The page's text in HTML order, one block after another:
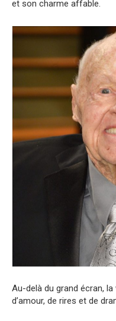
et son charme affable.
Au-delà du grand écran,
d’amour, de rires et de